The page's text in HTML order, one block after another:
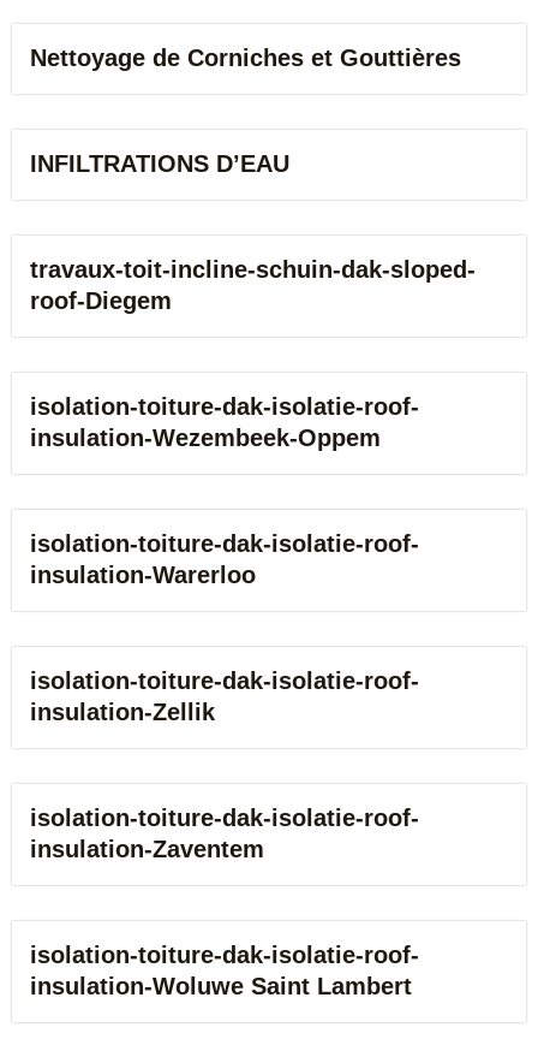
Nettoyage de Corniches et Gouttières
INFILTRATIONS D’EAU
travaux-toit-incline-schuin-dak-sloped-
roof-Diegem
isolation-toiture-dak-isolatie-roof-
insulation-Wezembeek-Oppem
isolation-toiture-dak-isolatie-roof-
insulation-Warerloo
isolation-toiture-dak-isolatie-roof-
insulation-Zellik
isolation-toiture-dak-isolatie-roof-
insulation-Zaventem
isolation-toiture-dak-isolatie-roof-
insulation-Woluwe Saint Lambert